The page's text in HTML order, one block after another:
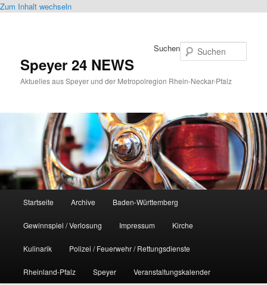
Zum Inhalt wechseln
Speyer 24 NEWS
Aktuelles aus Speyer und der Metropolregion Rhein-Neckar-Pfalz
Suchen
Startseite Archive Baden-Württemberg
Gewinnspiel / Verlosung Impressum Kirche
Kulinarik Polizei / Feuerwehr / Rettungsdienste
Rheinland-Pfalz Speyer Veranstaltungskalender